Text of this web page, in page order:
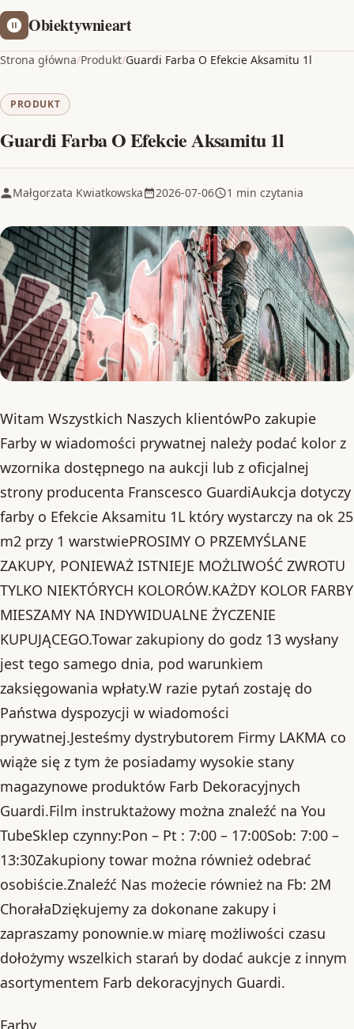
Obiektywnieart
Strona główna/Produkt/Guardi Farba O Efekcie Aksamitu 1l
PRODUKT
Guardi Farba O Efekcie Aksamitu 1l
Małgorzata Kwiatkowska 2026-07-06 1 min czytania
Witam Wszystkich Naszych klientówPo zakupie
Farby w wiadomości prywatnej należy podać kolor z
wzornika dostępnego na aukcji lub z oficjalnej
strony producenta Franscesco GuardiAukcja dotyczy
farby o Efekcie Aksamitu 1L który wystarczy na ok 25
m2 przy 1 warstwiePROSIMY O PRZEMYŚLANE
ZAKUPY, PONIEWAŻ ISTNIEJE MOŻLIWOŚĆ ZWROTU
TYLKO NIEKTÓRYCH KOLORÓW.KAŻDY KOLOR FARBY
MIESZAMY NA INDYWIDUALNE ŻYCZENIE
KUPUJĄCEGO.Towar zakupiony do godz 13 wysłany
jest tego samego dnia, pod warunkiem
zaksięgowania wpłaty.W razie pytań zostaję do
Państwa dyspozycji w wiadomości
prywatnej.Jesteśmy dystrybutorem Firmy LAKMA co
wiąże się z tym że posiadamy wysokie stany
magazynowe produktów Farb Dekoracyjnych
Guardi.Film instruktażowy można znaleźć na You
TubeSklep czynny:Pon – Pt : 7:00 – 17:00Sob: 7:00 –
13:30Zakupiony towar można również odebrać
osobiście.Znaleźć Nas możecie również na Fb: 2M
ChorałaDziękujemy za dokonane zakupy i
zapraszamy ponownie.w miarę możliwości czasu
dołożymy wszelkich starań by dodać aukcje z innym
asortymentem Farb dekoracyjnych Guardi.
Farby